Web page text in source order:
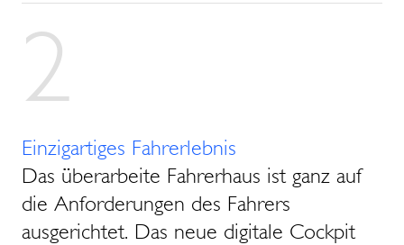
2
Einzigartiges Fahrerlebnis
Das überarbeite Fahrerhaus ist ganz auf
die Anforderungen des Fahrers
ausgerichtet. Das neue digitale Cockpit